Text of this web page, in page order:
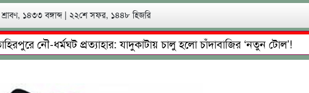
১৪৩৩ বঙ্গাব্দ | ২২শে সফর, ১৪৪৮ হিজরি
নৌ-ধর্মঘট প্রত্যাহার: যাদুকাটায় চালু হলো চাঁদাবাজির ‘নতুন টোল’!
গ্রেফতারের পর জামিনে মূক্ত রাসেল, আতঙ্কে পরিবার প্রেম,